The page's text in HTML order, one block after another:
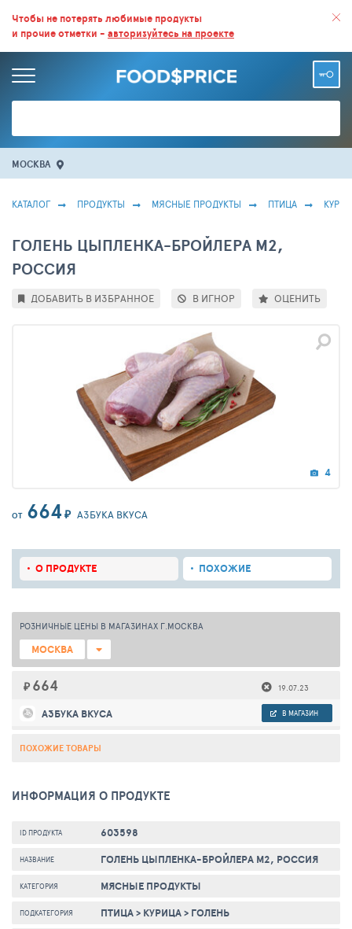
ВСЕ СКИДКИ И ВЫГОДНЫЕ ЦЕНЫ НА ПРОДУКТЫ В МАГАЗИНАХ.
БОЛЬШЕ 100 000 ТОВАРОВ. ЕЖЕДНЕВНОЕ ОБНОВЛЕНИЕ ЦЕН.
Чтобы не потерять любимые продукты
и прочие отметки - авторизуйтесь на проекте
МОСКВА
КАТАЛОГ ПРОДУКТЫ МЯСНЫЕ ПРОДУКТЫ ПТИЦА
ГОЛЕНЬ ЦЫПЛЕНКА-БРОЙЛЕРА М2,
РОССИЯ
4
ОТ 664 ₽ АЗБУКА ВКУСА
ДОБАВИТЬ В ИЗБРАННОЕ В ИГНОР ОЦЕНИТЬ
О ПРОДУКТЕ ПОХОЖИЕ
РОЗНИЧНЫЕ ЦЕНЫ В МАГАЗИНАХ Г.МОСКВА
МОСКВА
₽ 664 19.07.23
АЗБУКА ВКУСА В МАГАЗИН
ПОХОЖИЕ ТОВАРЫ
ИНФОРМАЦИЯ О ПРОДУКТЕ
ID ПРОДУКТА 603598
НАЗВАНИЕ ГОЛЕНЬ ЦЫПЛЕНКА-БРОЙЛЕРА М2, РОССИЯ
КАТЕГОРИЯ МЯСНЫЕ ПРОДУКТЫ
ПОДКАТЕГОРИЯ ПТИЦА> КУРИЦА> ГОЛЕНЬ